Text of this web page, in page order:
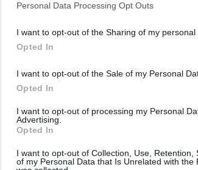
Personal Data Processing Opt Outs
I want to opt-out of the Sharing of my personal
Opted In
I want to opt-out of the Sale of my Personal
Opted In
I want to opt-out of processing my Personal
Advertising.
Opted In
I want to opt-out of Collection, Use, Retention,
of my Personal Data that Is Unrelated with the